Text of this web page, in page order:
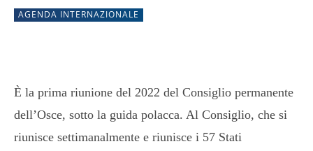
AGENDA INTERNAZIONALE
È la prima riunione del 2022 del Consiglio permanente
dell’Osce, sotto la guida polacca. Al Consiglio, che si
riunisce settimanalmente e riunisce i 57 Stati